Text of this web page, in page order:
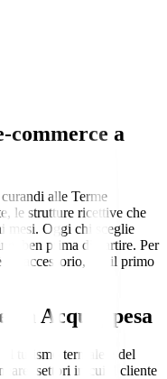
commerce a
alle Terme
le strutture ricettive che
mesi. Oggi chi sceglie
ben prima di partire. Per
un accessorio, ma il primo
a Acquappesa
turismo termale e del
settori in cui il cliente